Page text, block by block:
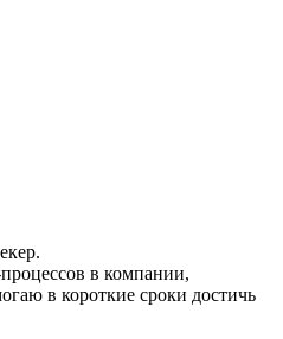
в компании,
в короткие сроки достичь